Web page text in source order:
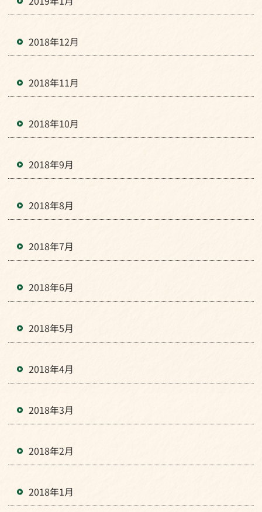
2018年12月
2018年11月
2018年10月
2018年9月
2018年8月
2018年7月
2018年6月
2018年5月
2018年4月
2018年3月
2018年2月
2018年1月